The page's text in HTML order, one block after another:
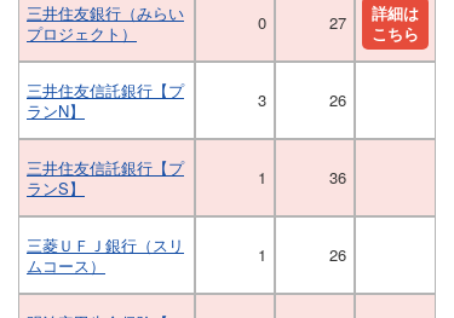
三井住友銀行（みらい
プロジェクト）
0 27
詳細は
こちら
三井住友信託銀行【プ
ランN】
3 26
三井住友信託銀行【プ
ランS】
1 36
三菱ＵＦＪ銀行（スリ
ムコース）
1 26